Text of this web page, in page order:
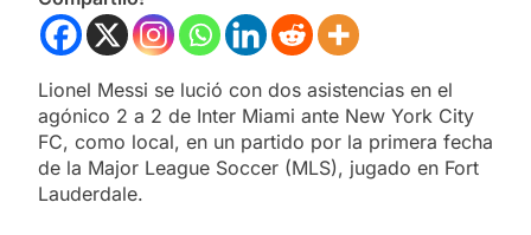
Lionel Messi se lució con dos asistencias en el
agónico 2 a 2 de Inter Miami ante New York City
FC, como local, en un partido por la primera fecha
de la Major League Soccer (MLS), jugado en Fort
Lauderdale.